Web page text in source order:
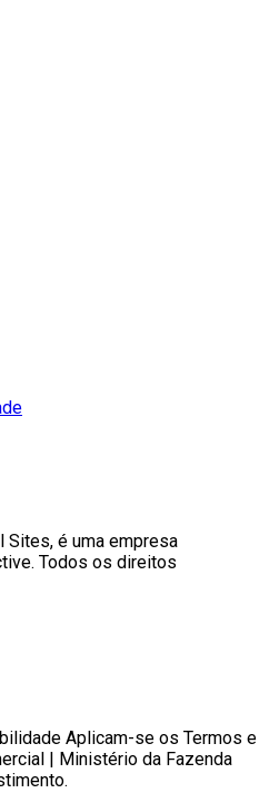
Sites, é uma empresa
Todos os direitos
Aplicam-se os Termos e
| Ministério da Fazenda